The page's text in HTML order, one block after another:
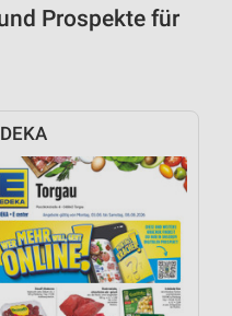
Prospekte für